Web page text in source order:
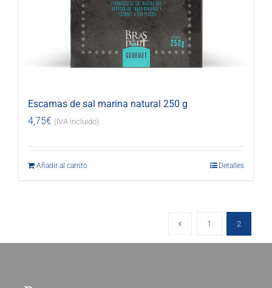
Escamas de sal marina natural 250 g
4,75€ (IVA incluido)
Añadir al carrito Detalles
1 2